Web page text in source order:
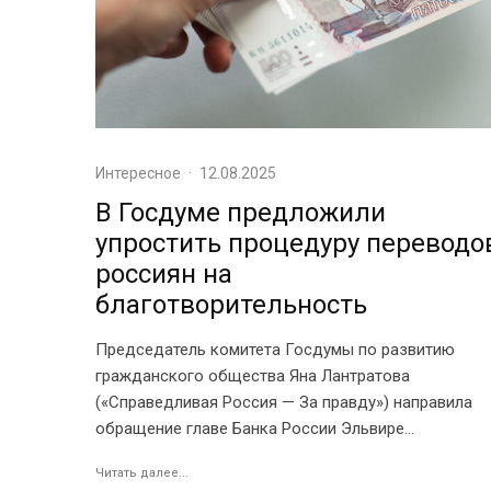
Интересное · 12.08.2025
В Госдуме предложили
упростить процедуру
россиян на
благотворительность
Председатель комитета Госдумы по развитию
гражданского общества Яна Лантратова
(«Справедливая Россия — За правду») направила
обращение главе Банка России Эльвире...
Читать далее...